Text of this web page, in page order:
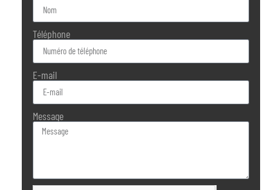
Téléphone
E-mail
Message